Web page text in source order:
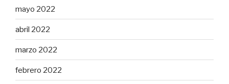
mayo 2022
abril 2022
marzo 2022
febrero 2022